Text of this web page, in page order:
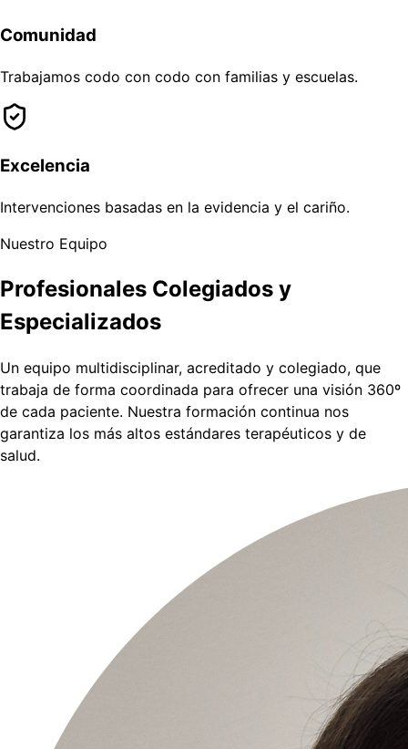
Comunidad
Trabajamos codo con codo con familias y escuelas.
Excelencia
Intervenciones basadas en la evidencia y el cariño.
Nuestro Equipo
Profesionales Colegiados y
Especializados
Un equipo multidisciplinar, acreditado y colegiado, que
trabaja de forma coordinada para ofrecer una visión 360º
de cada paciente. Nuestra formación continua nos
garantiza los más altos estándares terapéuticos y de
salud.